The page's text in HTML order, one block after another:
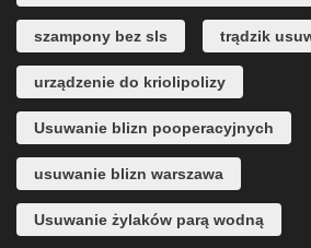
szampony bez sls trądzik
urządzenie do kriolipolizy
Usuwanie blizn pooperacyjnych
usuwanie blizn warszawa
Usuwanie żylaków parą wodną